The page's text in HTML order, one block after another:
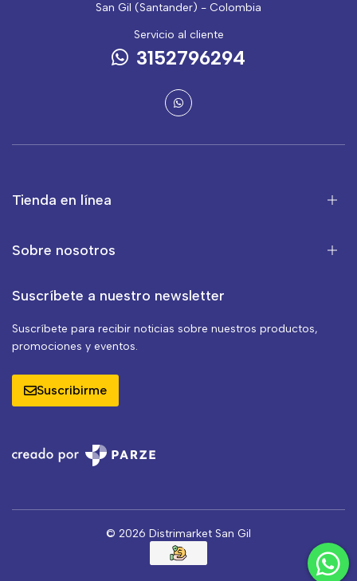
San Gil (Santander) - Colombia
Servicio al cliente
3152796294
Tienda en línea
Sobre nosotros
Suscríbete a nuestro newsletter
Suscríbete para recibir noticias sobre nuestros productos,
promociones y eventos.
Suscribirme
© 2026 Distrimarket San Gil